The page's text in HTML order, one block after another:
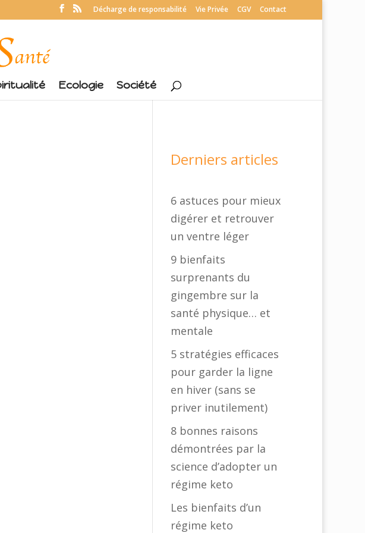
Décharge de responsabilité Vie Privée CGV Contact
Ecologie Société
Derniers articles
6 astuces pour mieux
digérer et retrouver
un ventre léger
9 bienfaits
surprenants du
gingembre sur la
santé physique… et
mentale
5 stratégies efficaces
pour garder la ligne
en hiver (sans se
priver inutilement)
8 bonnes raisons
démontrées par la
science d’adopter un
régime keto
Les bienfaits d’un
régime keto